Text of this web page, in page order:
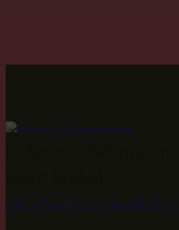
info@arthousemadrid.es